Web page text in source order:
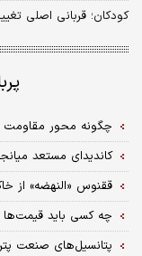
کودکان؛ قربانی اصلی
چگونه محور مقاومت
کاندیدای مستعد
ققنوس «النهضه» از
چه کسی باید قیمت‌ها
پتانسیل‌های صنعت